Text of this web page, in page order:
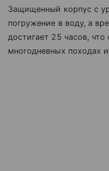
Защищенный корпус с
погружение в воду, а
достигает 25 часов, что
многодневных походах